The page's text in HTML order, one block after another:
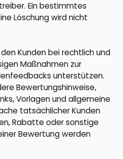
Ein bestimmtes
Löschung wird nicht
Kunden bei rechtlich und
Maßnahmen zur
unterstützen.
Bewertungshinweise,
Vorlagen und allgemeine
tatsächlicher Kunden
Rabatte oder sonstige
Bewertung werden